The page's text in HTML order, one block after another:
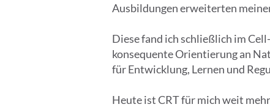
Ausbildungen erweiterten
Diese fand ich schließlich im
konsequente Orientierung an
für Entwicklung, Lernen und
Heute ist CRT für mich weit